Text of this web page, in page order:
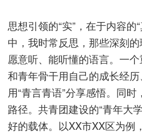
思想引领的“实”，在于内容的
中，我时常反思，那些深刻
愿意听、能听懂的语言。一
和青年骨干用自己的成长经
用“青言青语”分享感悟。同
路径。共青团建设的“青年大
好的载体。以XX市XX区为例